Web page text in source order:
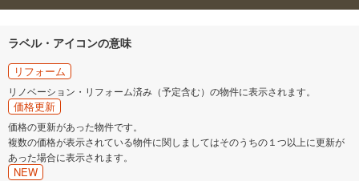
ラベル・アイコンの意味
リフォーム
リノベーション・リフォーム済み（予定含む）の物件に表示されます。
価格更新
価格の更新があった物件です。
複数の価格が表示されている物件に関しましてはそのうちの１つ以上に更新が
あった場合に表示されます。
NEW